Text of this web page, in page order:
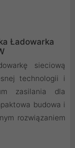
Ładowarka
sieciową
technologii i
zasilania dla
budowa i
rozwiązaniem